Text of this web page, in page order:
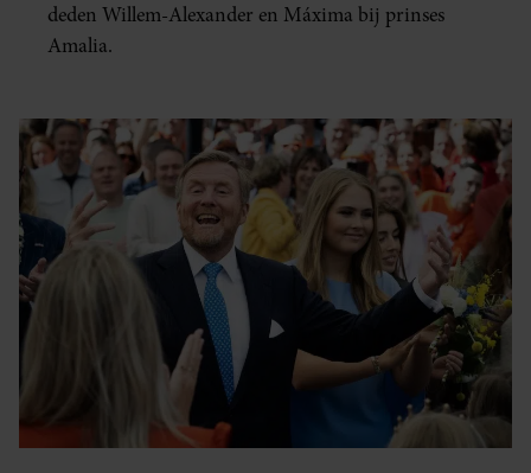
deden Willem-Alexander en Máxima bij prinses
Amalia.